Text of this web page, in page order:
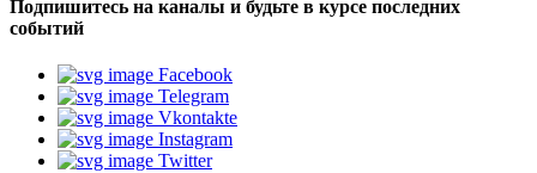
Подпишитесь на каналы и будьте в курсе последних
событий
Facebook
Telegram
Vkontakte
Instagram
Twitter